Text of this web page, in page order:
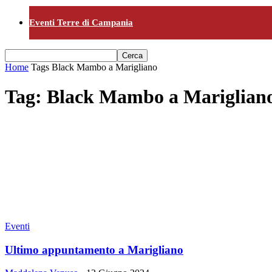
Eventi Terre di Campania
Home Tags Black Mambo a Marigliano
Tag: Black Mambo a
Eventi
Ultimo appuntamento a Marigliano